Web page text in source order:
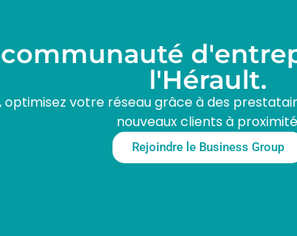
l'Hérault.
votre réseau grâce à des
nouveaux clients à
Rejoindre le Business Group